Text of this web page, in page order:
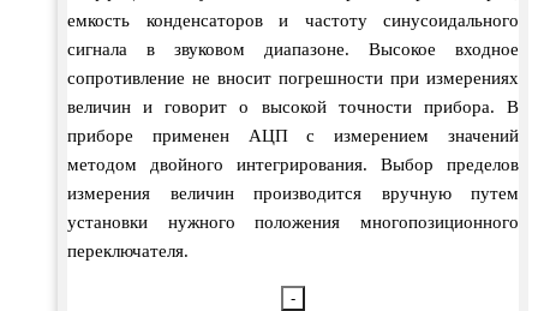
емкость конденсаторов и частоту синусоидального
сигнала в звуковом диапазоне. Высокое входное
сопротивление не вносит погрешности при измерениях
величин и говорит о высокой точности прибора. В
приборе применен АЦП с измерением значений
методом двойного интегрирования. Выбор пределов
измерения величин производится вручную путем
установки нужного положения многопозиционного
переключателя.
-